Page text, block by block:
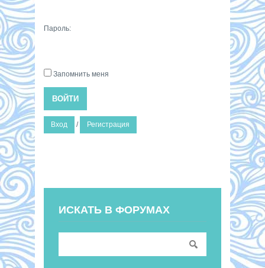
Пароль:
Запомнить меня
ВОЙТИ
Вход / Регистрация
ИСКАТЬ В ФОРУМАХ